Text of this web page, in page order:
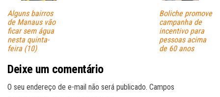
Alguns bairros
de Manaus vão
ficar sem água
nesta quinta-
feira (10)
Boliche promove
campanha de
incentivo para
pessoas acima
de 60 anos
Deixe um comentário
O seu endereço de e-mail não será publicado. Campos